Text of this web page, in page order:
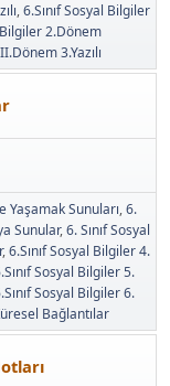
6.Sınıf Sosyal Bilgiler
Bilgiler 2.Dönem
II.Dönem 3.Yazılı
Yaşamak Sunuları 6.
Sunular 6. Sınıf Sosyal
6.Sınıf Sosyal Bilgiler 4.
Sosyal Bilgiler 5.
Sosyal Bilgiler 6.
Bağlantılar